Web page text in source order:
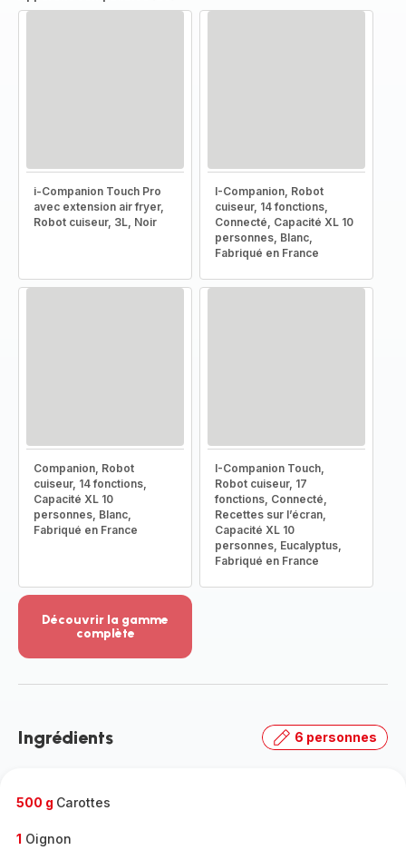
i-Companion Touch Pro
avec extension air fryer,
Robot cuiseur, 3L, Noir
I-Companion, Robot
cuiseur, 14 fonctions,
Connecté, Capacité XL 10
personnes, Blanc,
Fabriqué en France
Companion, Robot
cuiseur, 14 fonctions,
Capacité XL 10
personnes, Blanc,
Fabriqué en France
I-Companion Touch,
Robot cuiseur, 17
fonctions, Connecté,
Recettes sur l’écran,
Capacité XL 10
personnes, Eucalyptus,
Fabriqué en France
Découvrir la gamme
complète
-
gamme
Ingrédients 6 personnes
500 g Carottes
1 Oignon